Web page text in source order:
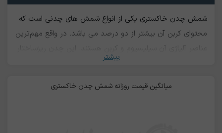
شمش چدن خاکستری یکی از انواع شمش های چدنی است که
محتوای کربن آن بیشتر از دو درصد می باشد. در واقع مهم‌ترین
گرافیتی دارد. به خاطر گرافیتی که در آن به کار می رود، مقطع
می باشد. انعطاف‌پذیری و چکش خواری چدن خاکستری از
بیشتر
میانگین قیمت روزانه شمش چدن خاکستری